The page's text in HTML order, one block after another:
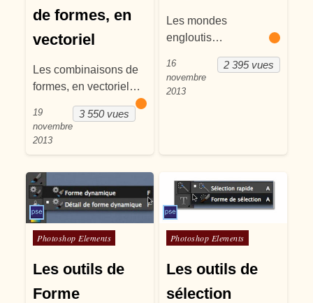
de formes, en
vectoriel
Les combinaisons de
formes, en vectoriel…
3 550 vues
19
novembre
2013
Les mondes
engloutis…
2 395 vues
16
novembre
2013
Posté dans
Photoshop Elements
Les outils de
Forme
Posté dans
Photoshop Elements
Les outils de
sélection